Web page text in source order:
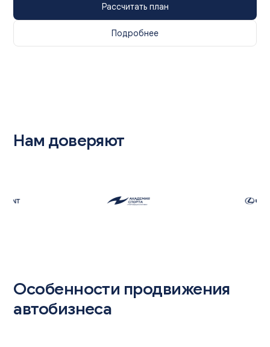
Рассчитать план
Подробнее
Нам доверяют
Особенности продвижения
автобизнеса